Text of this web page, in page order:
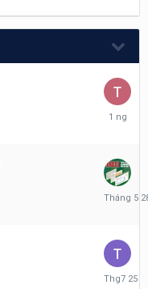
Hôm
08:08
Tháng
Tháng